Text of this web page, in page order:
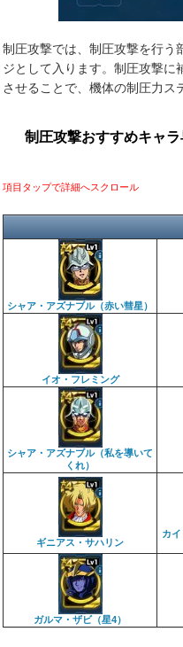
制圧攻撃では、制圧攻撃を行う
ジとして入ります。制圧攻撃に
させることで、機体の制圧力ス
制圧攻撃おすすめキャ
項目タップで詳細へスクロール
シャア・アズナブル（赤い彗星）
イオ・フレミング
シャア・アズナブル（私を導いて
くれ）
ギニアス・サハリン
カ
ガルマ・ザビ（星4）